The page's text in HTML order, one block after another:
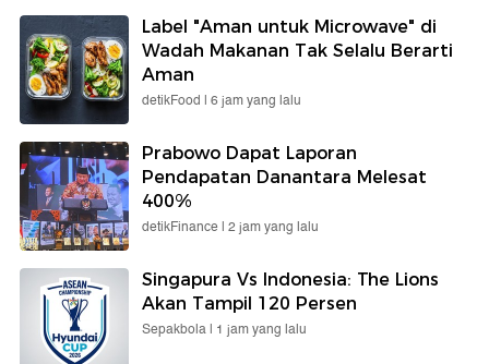
Label "Aman untuk Microwave" di
Wadah Makanan Tak Selalu Berarti
Aman
detikFood | 6 jam yang lalu
Prabowo Dapat Laporan
Pendapatan Danantara Melesat
400%
detikFinance | 2 jam yang lalu
Singapura Vs Indonesia: The Lions
Akan Tampil 120 Persen
Sepakbola | 1 jam yang lalu